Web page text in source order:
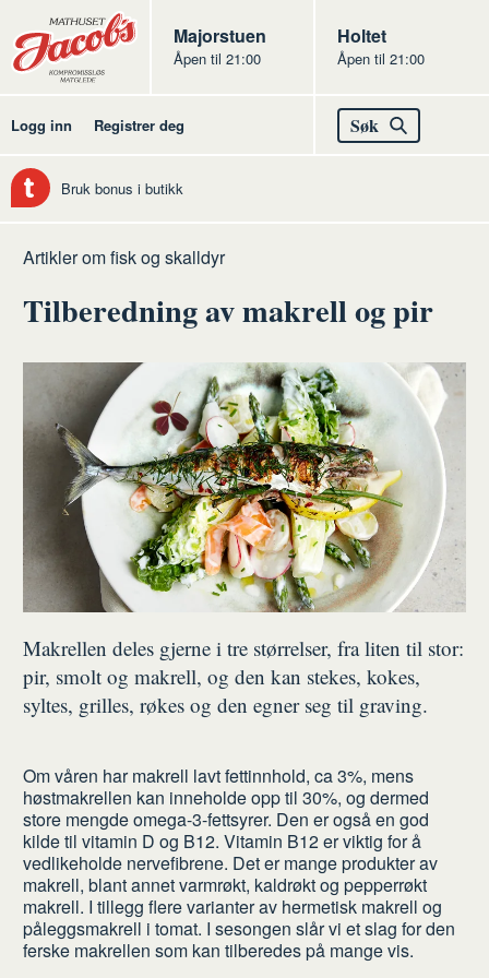
Butikker
Jacobs
Majorstuen
Åpen til 21:00
Jacobs
Holtet
Åpen til 21:00
Logg inn Registrer deg Søk
Bruk bonus i butikk
Hjem
Fisk
skalldyr
Artikler om fisk og skalldyr
Tilberedning av makrell og pir
Makrellen deles gjerne i tre størrelser, fra liten til stor:
pir, smolt og makrell, og den kan stekes, kokes,
syltes, grilles, røkes og den egner seg til graving.
Om våren har makrell lavt fettinnhold, ca 3%, mens
høstmakrellen kan inneholde opp til 30%, og dermed
store mengde omega-3-fettsyrer. Den er også en god
kilde til vitamin D og B12. Vitamin B12 er viktig for å
vedlikeholde nervefibrene. Det er mange produkter av
makrell, blant annet varmrøkt, kaldrøkt og pepperrøkt
makrell. I tillegg flere varianter av hermetisk makrell og
påleggsmakrell i tomat. I sesongen slår vi et slag for den
ferske makrellen som kan tilberedes på mange vis.